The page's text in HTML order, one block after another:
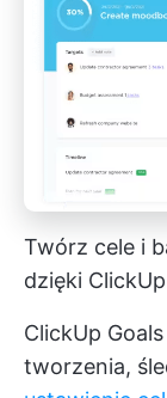
Twórz cele i
dzięki
ClickUp
tworzenia,